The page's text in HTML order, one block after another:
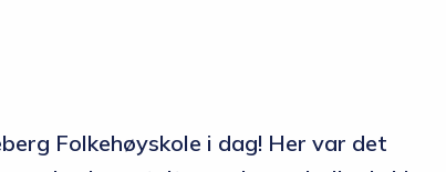
Folkehøyskole i dag! Her var det